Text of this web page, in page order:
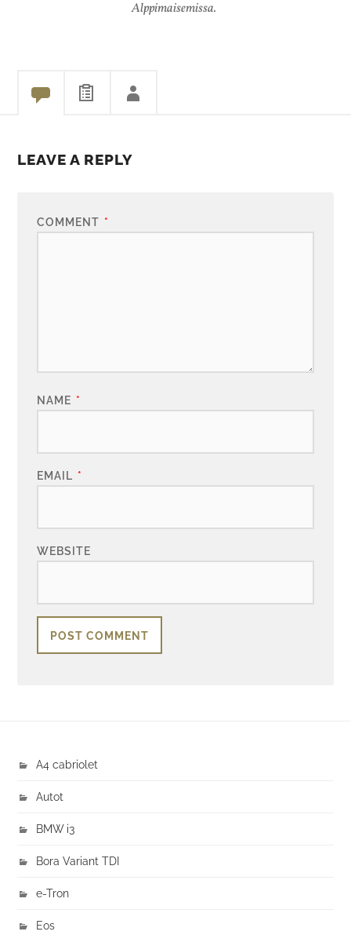
Alppimaisemissa.
LEAVE A REPLY
COMMENT *
NAME *
EMAIL *
WEBSITE
A4 cabriolet
Autot
BMW i3
Bora Variant TDI
e-Tron
Eos